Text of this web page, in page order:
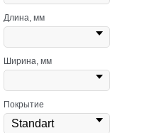
Длина, мм
Ширина, мм
Покрытие